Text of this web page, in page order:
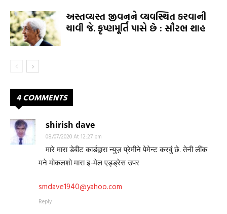
અસ્તવ્યસ્ત જીવનને વ્યવસ્થિત કરવાની
ચાવી જે. કૃષ્ણમૂર્તિ પાસે છે : સૌરભ શાહ
4 COMMENTS
shirish dave
08/07/2020 At 12:27 pm
मारे मारा डेबीट कार्डद्वारा न्युज़ प्रेमीने पेमेन्ट करवुं छे. तेनी लींक
मने मोकलशो मारा इ-मेल एड्ड्रेस उपर
smdave1940@yahoo.com
Reply